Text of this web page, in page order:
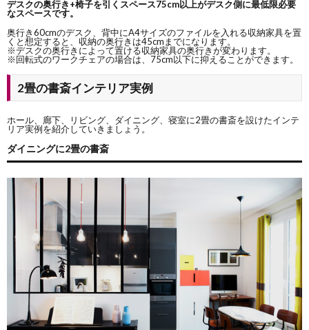
デスクの奥行き+椅子を引くスペース75cm以上がデスク側に最低限必要
なスペースです。
奥行き60cmのデスク、背中にA4サイズのファイルを入れる収納家具を置
くと想定すると、収納の奥行きは45cmまでになります。
※デスクの奥行きによって置ける収納家具の奥行きが変わります。
※回転式のワークチェアの場合は、75cm以下に抑えることができます。
2畳の書斎インテリア実例
ホール、廊下、リビング、ダイニング、寝室に2畳の書斎を設けたインテ
リア実例を紹介していきましょう。
ダイニングに2畳の書斎